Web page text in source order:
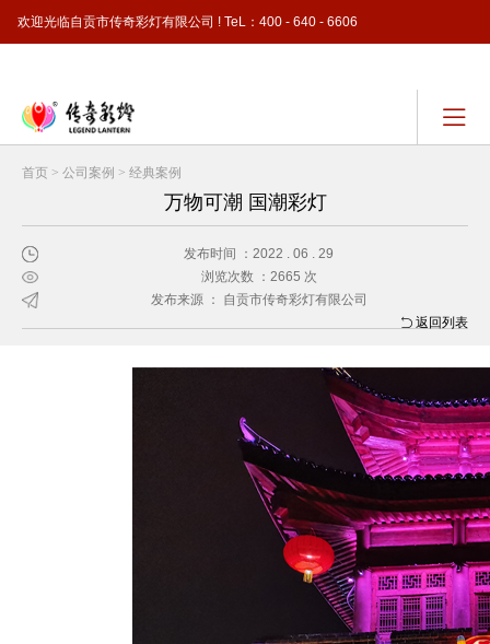
欢迎光临自贡市传奇彩灯有限公司 ! TeL：400 - 640 - 6606
首页 >公司案例 >经典案例
万物可潮 国潮彩灯
发布时间 ：2022 . 06 . 29
浏览次数 ：2665 次
发布来源 ： 自贡市传奇彩灯有限公司
返回列表